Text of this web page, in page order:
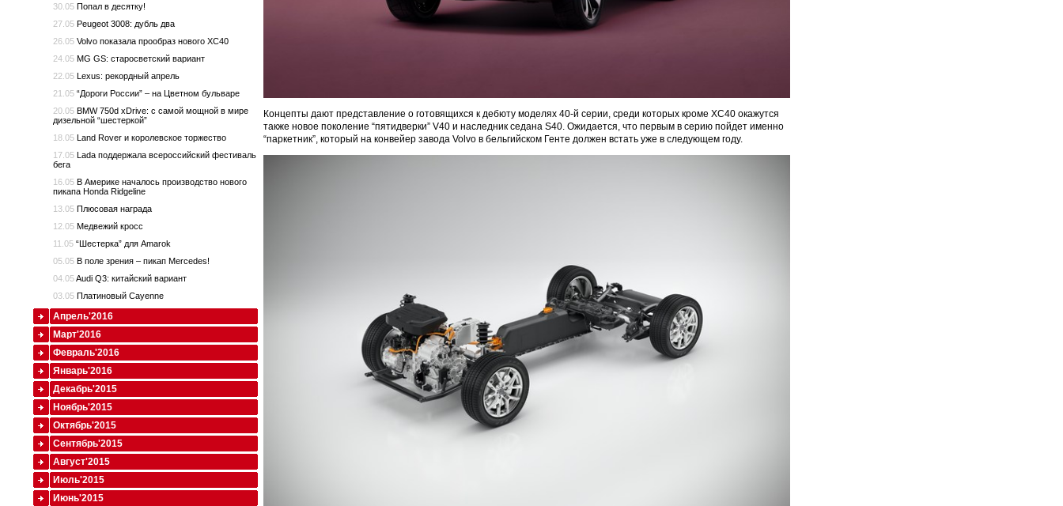
Концепты дают представление о готовящихся к дебюту моделях 40-й серии, среди которых кроме XC40 окажутся
также новое поколение “пятидверки” V40 и наследник седана S40. Ожидается, что первым в серию пойдет именно
“паркетник”, который на конвейер завода Volvo в бельгийском Генте должен встать уже в следующем году.
30.05 Попал в десятку!
27.05 Peugeot 3008: дубль два
26.05 Volvo показала прообраз нового XC40
24.05 MG GS: старосветский вариант
22.05 Lexus: рекордный апрель
21.05 “Дороги России” – на Цветном бульваре
20.05 BMW 750d xDrive: с самой мощной в мире
дизельной “шестеркой”
18.05 Land Rover и королевское торжество
17.05 Lada поддержала всероссийский фестиваль
бега
16.05 В Америке началось производство нового
пикапа Honda Ridgeline
13.05 Плюсовая награда
12.05 Медвежий кросс
11.05 “Шестерка” для Amarok
05.05 В поле зрения – пикап Mercedes!
04.05Audi Q3: китайский вариант
03.05 Платиновый Cayenne
Апрель'2016
Март'2016
Февраль'2016
Январь'2016
Декабрь'2015
Ноябрь'2015
Октябрь'2015
Сентябрь'2015
Август'2015
Июль'2015
Июнь'2015